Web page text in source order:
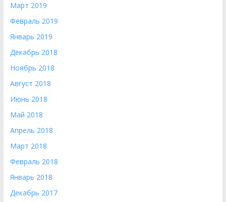
Март 2019
Февраль 2019
Январь 2019
Декабрь 2018
Ноябрь 2018
Август 2018
Июнь 2018
Май 2018
Апрель 2018
Март 2018
Февраль 2018
Январь 2018
Декабрь 2017